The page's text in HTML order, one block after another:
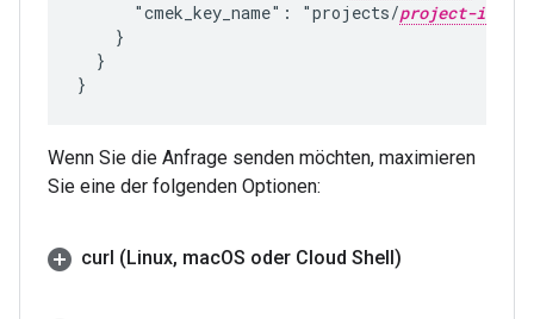
      "cmek_key_name": "projects/
project-id
    }
  }
Wenn Sie die Anfrage senden möchten, maximieren
Sie eine der folgenden Optionen:
curl (Linux, macOS oder Cloud Shell)